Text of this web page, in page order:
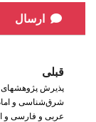
ارسال
قبلی
پذیرش پژوهشهای
شرق‌شناسی و
عربی و فارسی و